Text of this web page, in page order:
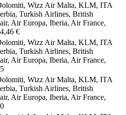
Wizz Air Malta, KLM, ITA
Turkish Airlines, British
Air Europa, Iberia, Air France,
€
Wizz Air Malta, KLM, ITA
Turkish Airlines, British
Air Europa, Iberia, Air France,
Wizz Air Malta, KLM, ITA
Turkish Airlines, British
Air Europa, Iberia, Air France,